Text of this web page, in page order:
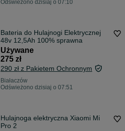
Odświeżono dzisiaj o 07:10
Bateria do Hulajnogi Elektrycznej
48v 12,5Ah 100% sprawna
Używane
275 zł
290 zł z Pakietem Ochronnym
Białaczów
Odświeżono dzisiaj o 07:51
Hulajnoga elektryczna Xiaomi Mi
Pro 2